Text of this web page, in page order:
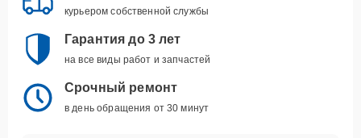
курьером собственной службы
Гарантия до 3 лет
на все виды работ и запчастей
Срочный ремонт
в день обращения от 30 минут